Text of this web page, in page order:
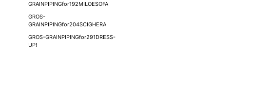
GRAINPIPINGfor192MILOESOFA
GROS-
GRAINPIPINGfor204SCIGHERA
GROS-GRAINPIPINGfor291DRESS-
UP!